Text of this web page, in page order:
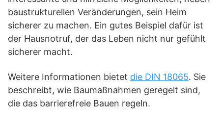
baustrukturellen Veränderungen, sein Heim
sicherer zu machen. Ein gutes Beispiel dafür ist
der Hausnotruf, der das Leben nicht nur gefühlt
sicherer macht.
Weitere Informationen bietet die DIN 18065. Sie
beschreibt, wie Baumaßnahmen geregelt sind,
die das barrierefreie Bauen regeln.